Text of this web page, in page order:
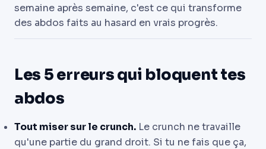
semaine après semaine, c'est ce qui transforme
des abdos faits au hasard en vrais progrès.
Les 5 erreurs qui bloquent tes
abdos
Tout miser sur le crunch. Le crunch ne travaille
qu'une partie du grand droit. Si tu ne fais que ça,